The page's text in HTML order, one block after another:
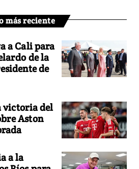
más reciente
a Cali para
de la
de
victoria del
Aston
a la